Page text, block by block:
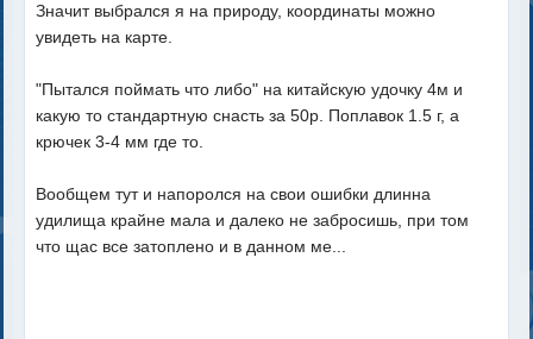
Значит выбрался я на природу, координаты можно
увидеть на карте.
"Пытался поймать что либо" на китайскую удочку 4м и
какую то стандартную снасть за 50р. Поплавок 1.5 г, а
крючек 3-4 мм где то.
Вообщем тут и напоролся на свои ошибки длинна
удилища крайне мала и далеко не забросишь, при том
что щас все затоплено и в данном ме...